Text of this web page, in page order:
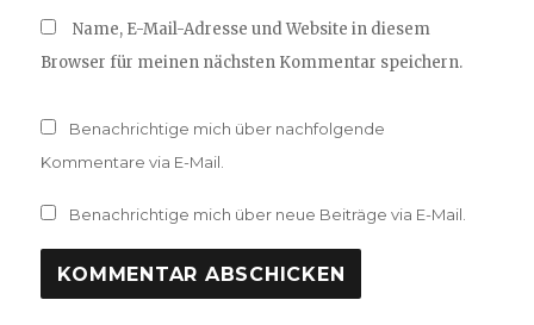
Name, E-Mail-Adresse und Website in diesem
Browser für meinen nächsten Kommentar speichern.
Benachrichtige mich über nachfolgende
Kommentare via E-Mail.
Benachrichtige mich über neue Beiträge via E-Mail.